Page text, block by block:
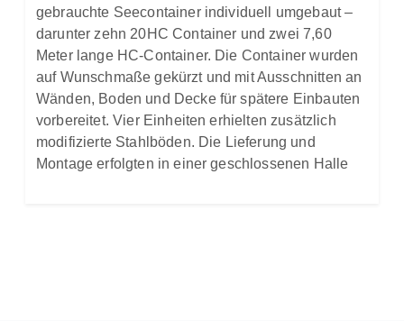
gebrauchte Seecontainer individuell umgebaut –
darunter zehn 20HC Container und zwei 7,60
Meter lange HC-Container. Die Container wurden
auf Wunschmaße gekürzt und mit Ausschnitten an
Wänden, Boden und Decke für spätere Einbauten
vorbereitet. Vier Einheiten erhielten zusätzlich
modifizierte Stahlböden. Die Lieferung und
Montage erfolgten in einer geschlossenen Halle